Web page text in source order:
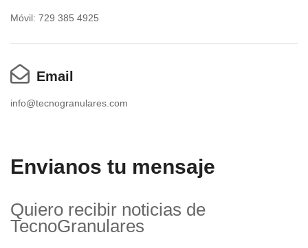
Móvil: 729 385 4925
Email
info@tecnogranulares.com
Envianos tu mensaje
Quiero recibir noticias de
TecnoGranulares